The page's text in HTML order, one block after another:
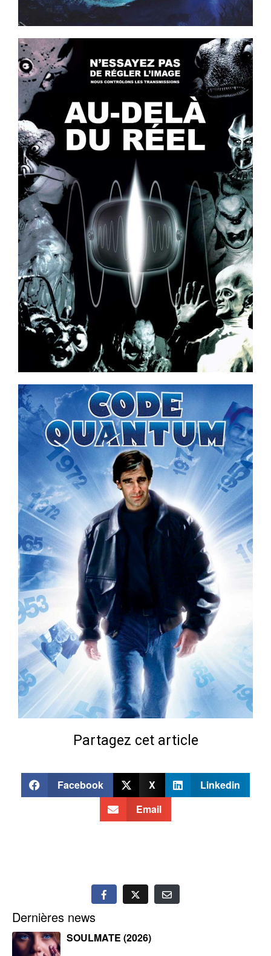
Partagez cet article
Facebook X
Linkedin
Email
Dernières news
SOULMATE (2026)